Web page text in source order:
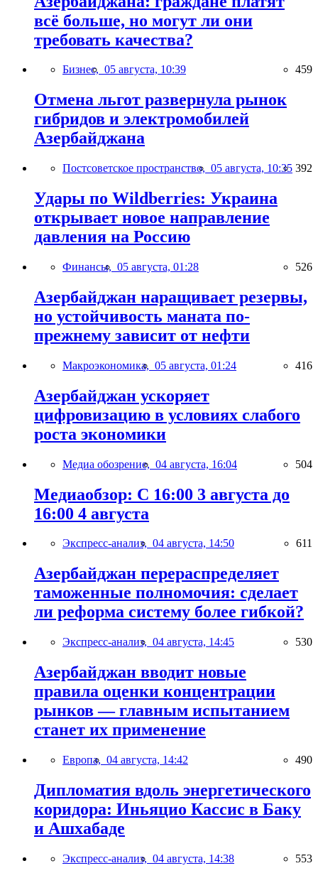
всё больше, но могут ли они
требовать качества?
Бизнес, 05 августа, 10:39 459
Отмена льгот развернула рынок
гибридов и электромобилей
Азербайджана
Постсоветское пространство, 05 августа, 10:35 392
Удары по Wildberries: Украина
открывает новое направление
давления на Россию
Финансы, 05 августа, 01:28 526
Азербайджан наращивает резервы,
но устойчивость маната по-
прежнему зависит от нефти
Макроэкономика, 05 августа, 01:24 416
Азербайджан ускоряет
цифровизацию в условиях слабого
роста экономики
Медиа обозрение, 04 августа, 16:04 504
Медиаобзор: С 16:00 3 августа до
16:00 4 августа
Экспресс-анализ, 04 августа, 14:50 611
Азербайджан перераспределяет
таможенные полномочия: сделает
ли реформа систему более гибкой?
Экспресс-анализ, 04 августа, 14:45 530
Азербайджан вводит новые
правила оценки концентрации
рынков — главным испытанием
станет их применение
Европа, 04 августа, 14:42 490
Дипломатия вдоль энергетического
коридора: Иньяцио Кассис в Баку
и Ашхабаде
Экспресс-анализ, 04 августа, 14:38 553